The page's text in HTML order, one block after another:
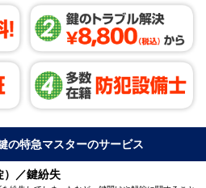
の特急マスターのサービス
）／鍵紛失